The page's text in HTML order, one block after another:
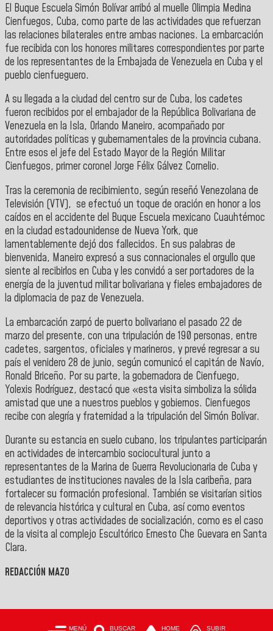
El Buque Escuela Simón Bolívar arribó al muelle Olimpia Medina
Cienfuegos, Cuba, como parte de las actividades que refuerzan
las relaciones bilaterales entre ambas naciones. La embarcación
fue recibida con los honores militares correspondientes por parte
de los representantes de la Embajada de Venezuela en Cuba y el
pueblo cienfueguero.
A su llegada a la ciudad del centro sur de Cuba, los cadetes
fueron recibidos por el embajador de la República Bolivariana de
Venezuela en la Isla, Orlando Maneiro, acompañado por
autoridades políticas y gubernamentales de la provincia cubana.
Entre esos el jefe del Estado Mayor de la Región Militar
Cienfuegos, primer coronel Jorge Félix Gálvez Cornelio.
Tras la ceremonia de recibimiento, según reseñó Venezolana de
Televisión (VTV), se efectuó un toque de oración en honor a los
caídos en el accidente del Buque Escuela mexicano Cuauhtémoc
en la ciudad estadounidense de Nueva York, que
lamentablemente dejó dos fallecidos. En sus palabras de
bienvenida, Maneiro expresó a sus connacionales el orgullo que
siente al recibirlos en Cuba y les convidó a ser portadores de la
energía de la juventud militar bolivariana y fieles embajadores de
la diplomacia de paz de Venezuela.
La embarcación zarpó de puerto bolivariano el pasado 22 de
marzo del presente, con una tripulación de 190 personas, entre
cadetes, sargentos, oficiales y marineros, y prevé regresar a su
país el venidero 28 de junio, según comunicó el capitán de Navío,
Ronald Briceño. Por su parte, la gobernadora de Cienfuego,
Yolexis Rodríguez, destacó que «esta visita simboliza la sólida
amistad que une a nuestros pueblos y gobiernos. Cienfuegos
recibe con alegría y fraternidad a la tripulación del Simón Bolívar.
Durante su estancia en suelo cubano, los tripulantes participarán
en actividades de intercambio sociocultural junto a
representantes de la Marina de Guerra Revolucionaria de Cuba y
estudiantes de instituciones navales de la Isla caribeña, para
fortalecer su formación profesional. También se visitarían sitios
de relevancia histórica y cultural en Cuba, así como eventos
deportivos y otras actividades de socialización, como es el caso
de la visita al complejo Escultórico Ernesto Che Guevara en Santa
Clara.
REDACCIÓN MAZO
MENÚ BUSCAR HOME SUBIR